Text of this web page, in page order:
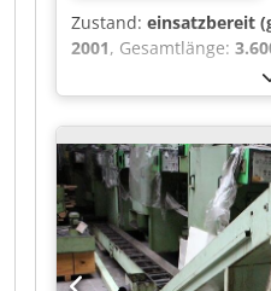
Zustand: einsatzbereit
2001, Gesamtlänge:
,
Förderhöhe:1.000 mm,
mm, Förderlänge:
1.900 mm, Einbauhöhe:
Knoll 240 S-1 zu
Einbaubreite: 320mm
Auswurf 1900mm
Cjdpfxoyxxf Nj Ammorf
stehen wir zur